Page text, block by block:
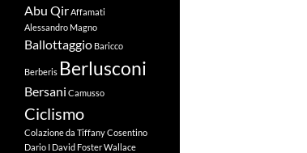
Abu QirAffamati
Alessandro Magno
Ballottaggio Baricco
Berberis Berlusconi
Bersani Camusso
Ciclismo
Colazione da TiffanyCosentino
Dario I David Foster Wallace